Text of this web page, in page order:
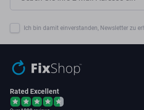
Ich bin damit einverstanden, Newsletter zu
Rated Excellent